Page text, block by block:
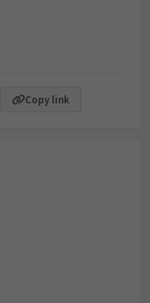
Copy link